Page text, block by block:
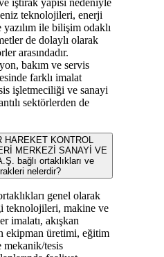
iştirak yapısı nedeniyle
teknolojileri, enerji
ile bilişim odaklı
de dolaylı olarak
arasındadır.
bakım ve servis
farklı imalat
işletmeciliği ve sanayi
sektörlerden de
HAREKET KONTROL
MERKEZİ SANAYİ VE
bağlı ortaklıkları ve
nelerdir?
genel olarak
teknolojileri, makine ve
imalatı, akışkan
ekipman üretimi, eğitim
tesis